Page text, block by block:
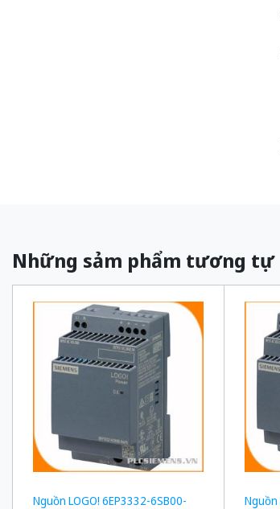
Những sảm phẩm tương tự
Nguồn LOGO! 6EP3332-6SB00-
Nguồn